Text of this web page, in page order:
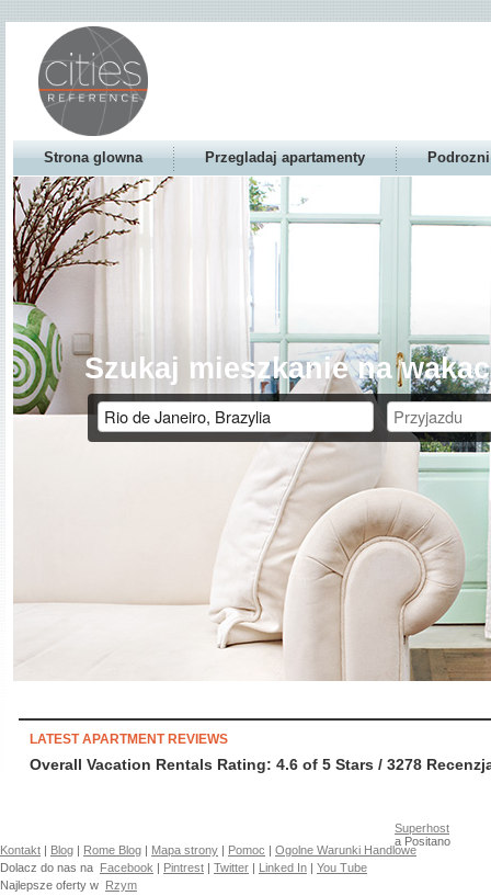
Strona glowna Przegladaj apartamenty Podrozni
Szukaj mieszkanie na
LATEST APARTMENT REVIEWS
Overall Vacation Rentals Rating: 4.6 of 5 Stars / 3278
Kontakt | Blog | Rome Blog | Mapa strony | Pomoc | Ogolne Warunki Handlowe
Dolacz do nas na Facebook | Pintrest | Twitter | Linked In | You Tube
Najlepsze oferty w Rzym
Superhost
a Positano